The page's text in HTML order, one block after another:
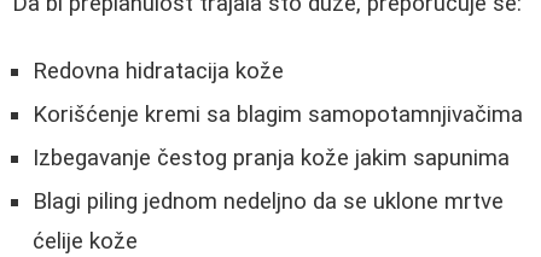
Redovna hidratacija kože
Korišćenje kremi sa blagim samopotamnjivačima
Izbegavanje čestog pranja kože jakim sapunima
Blagi piling jednom nedeljno da se uklone mrtve
ćelije kože